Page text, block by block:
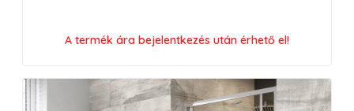
A termék ára bejelentkezés után érhető el!